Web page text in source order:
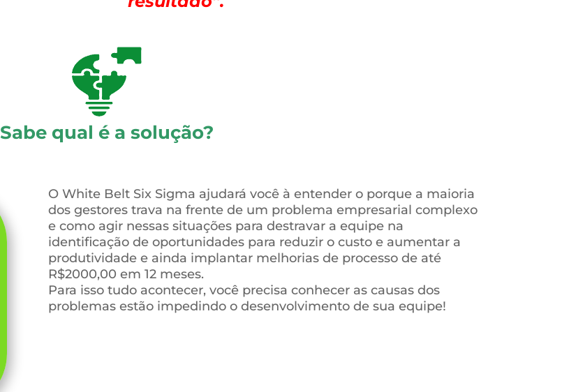
Sabe qual é a solução?
O White Belt Six Sigma ajudará você à entender o porque a maioria
dos gestores trava na frente de um problema empresarial complexo
e como agir nessas situações para destravar a equipe na
identificação de oportunidades para reduzir o custo e aumentar a
produtividade e ainda implantar melhorias de processo de até
R$2000,00 em 12 meses.
Para isso tudo acontecer, você precisa conhecer as causas dos
problemas estão impedindo o desenvolvimento de sua equipe!